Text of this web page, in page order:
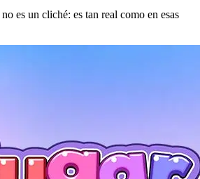
es un cliché: es tan real como en esas